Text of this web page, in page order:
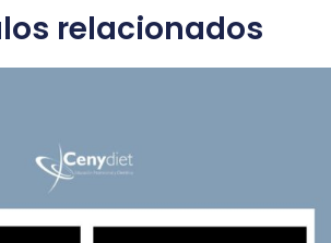
relacionados